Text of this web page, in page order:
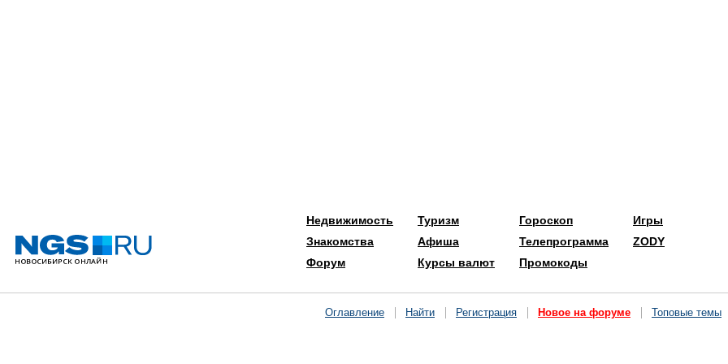
Недвижимость
Знакомства
Форум
Туризм
Афиша
Курсы валют
Гороскоп
Телепрограмма
Промокоды
Игры
ZODY
Оглавление Найти Регистрация Новое на форуме Топовые темы